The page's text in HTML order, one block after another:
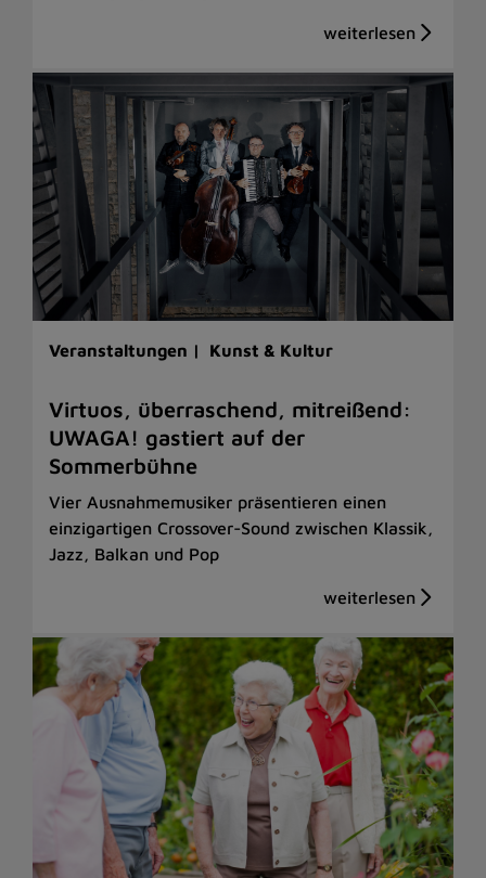
Veranstaltungen | Kunst & Kultur
Virtuos, überraschend, mitreißend:
UWAGA! gastiert auf der
Sommerbühne
Vier Ausnahmemusiker präsentieren einen
einzigartigen Crossover-Sound zwischen Klassik,
Jazz, Balkan und Pop